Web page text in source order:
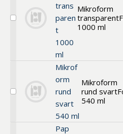
Välj
trans
paren
t
1000
ml
Mikroform
transparent
1000 ml
Välj
svart
Mikrof
orm
rund
svart
540 ml
Mikroform
rund svart
540 ml
Pap